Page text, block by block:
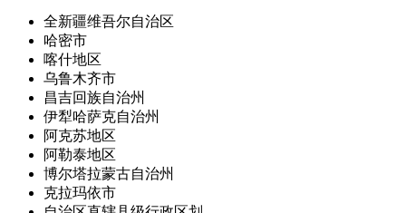
全新疆维吾尔自治区
哈密市
喀什地区
乌鲁木齐市
昌吉回族自治州
伊犁哈萨克自治州
阿克苏地区
阿勒泰地区
博尔塔拉蒙古自治州
克拉玛依市